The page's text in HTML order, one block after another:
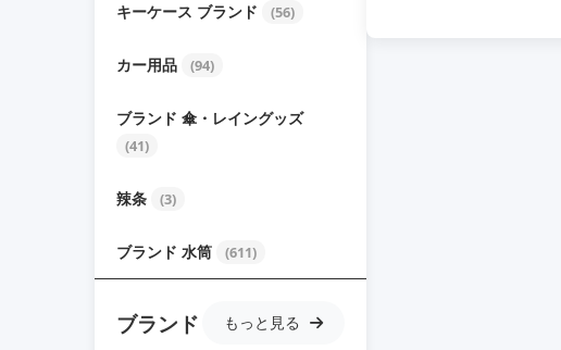
キーケース ブランド (56)
カー用品 (94)
ブランド 傘・レイングッズ
(41)
辣条 (3)
ブランド 水筒 (611)
ブランド もっと見る